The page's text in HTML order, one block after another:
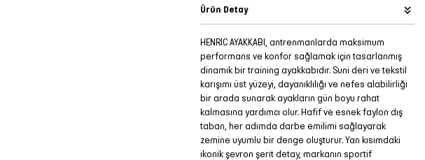
Ürün Detay
HENRIC AYAKKABI, antrenmanlarda maksimum
performans ve konfor sağlamak için tasarlanmış
dinamik bir training ayakkabıdır. Suni deri ve tekstil
karışımı üst yüzeyi, dayanıklılığı ve nefes alabilirliği
bir arada sunarak ayakların gün boyu rahat
kalmasına yardımcı olur. Hafif ve esnek faylon dış
taban, her adımda darbe emilimi sağlayarak
zemine uyumlu bir denge oluşturur. Yan kısımdaki
ikonik şevron şerit detay, markanın sportif